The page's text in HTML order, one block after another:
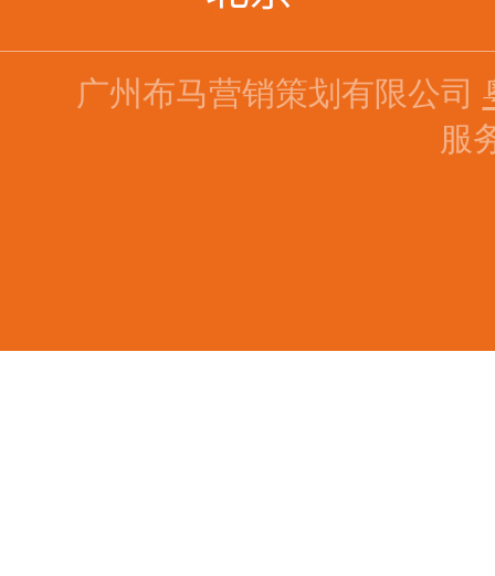
广州布马营销策划有限公司
服